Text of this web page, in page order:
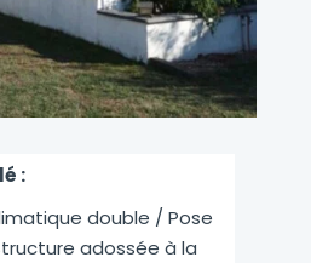
:
double / Pose
adossée à la